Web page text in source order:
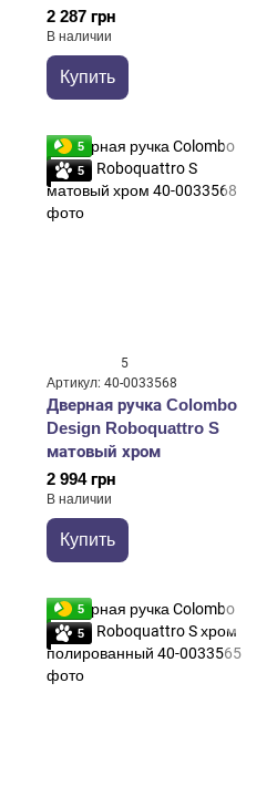
2 287 грн
В наличии
Купить
5
5
5
Артикул: 40-0033568
Дверная ручка Colombo
Design Roboquattro S
матовый хром
2 994 грн
В наличии
Купить
5
5